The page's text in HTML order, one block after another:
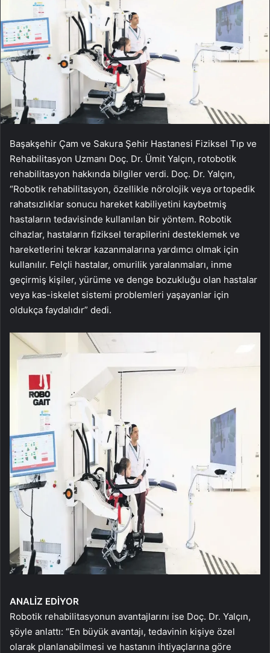
Başakşehir Çam ve Sakura Şehir Hastanesi Fiziksel Tıp ve
Rehabilitasyon Uzmanı Doç. Dr. Ümit Yalçın, rotobotik
rehabilitasyon hakkında bilgiler verdi. Doç. Dr. Yalçın,
“Robotik rehabilitasyon, özellikle nörolojik veya ortopedik
rahatsızlıklar sonucu hareket kabiliyetini kaybetmiş
hastaların tedavisinde kullanılan bir yöntem. Robotik
cihazlar, hastaların fiziksel terapilerini desteklemek ve
hareketlerini tekrar kazanmalarına yardımcı olmak için
kullanılır. Felçli hastalar, omurilik yaralanmaları, inme
geçirmiş kişiler, yürüme ve denge bozukluğu olan hastalar
veya kas-iskelet sistemi problemleri yaşayanlar için
oldukça faydalıdır” dedi.
ANALİZ EDİYOR
Robotik rehabilitasyonun avantajlarını ise Doç. Dr. Yalçın,
şöyle anlattı: “En büyük avantajı, tedavinin kişiye özel
olarak planlanabilmesi ve hastanın ihtiyaçlarına göre